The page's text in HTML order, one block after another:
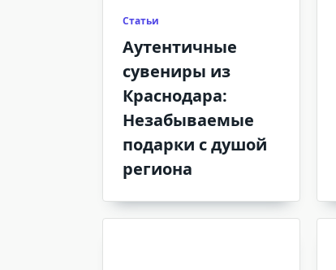
Статьи
Аутентичные
сувениры из
Краснодара:
Незабываемые
подарки с душой
региона